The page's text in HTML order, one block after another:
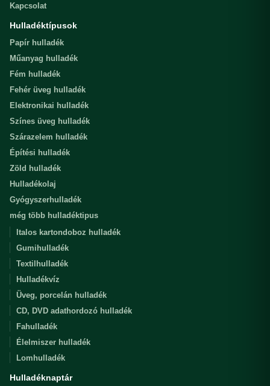
Kapcsolat
Hulladéktípusok
Papír hulladék
Műanyag hulladék
Fém hulladék
Fehér üveg hulladék
Elektronikai hulladék
Színes üveg hulladék
Szárazelem hulladék
Építési hulladék
Zöld hulladék
Hulladékolaj
Gyógyszerhulladék
még több hulladéktipus
Italos kartondoboz hulladék
Gumihulladék
Textilhulladék
Hulladékvíz
Üveg, porcelán hulladék
CD, DVD adathordozó hulladék
Fahulladék
Élelmiszer hulladék
Lomhulladék
Hulladéknaptár